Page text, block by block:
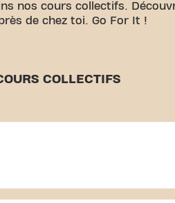
nos cours collectifs.
de chez toi. Go For It !
COLLECTIFS